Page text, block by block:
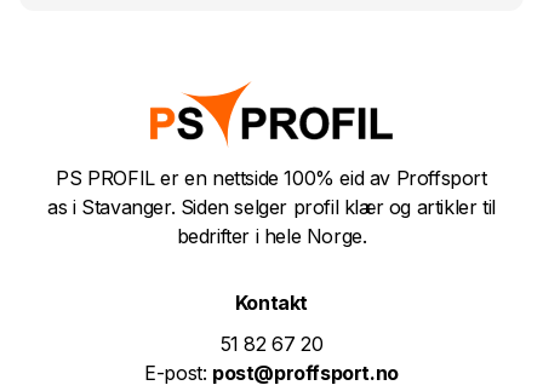
PS PROFIL er en nettside 100% eid av Proffsport
as i Stavanger. Siden selger profil klær og artikler til
bedrifter i hele Norge.
Kontakt
51 82 67 20
E-post: post@proffsport.no